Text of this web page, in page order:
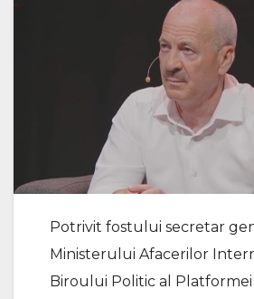
Potrivit fostului secretar
Ministerului Afacerilor
Biroului Politic al Platformei